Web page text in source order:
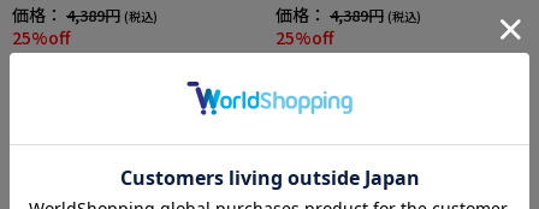
価格： 4,389円 (税込)
25%off
3,290円
価格： 4,389円 (税込)
25%off
3,290円
SALE